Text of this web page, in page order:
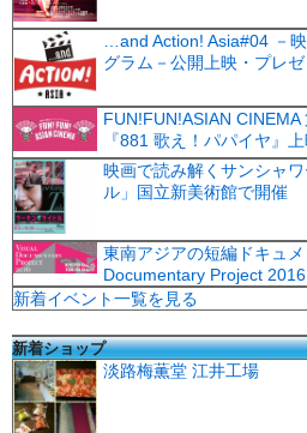
…and Action! Asia#04 －
グラム－公開上映・プレ
FUN!FUN!ASIAN
『881 歌え！パパイヤ』
映画で読み解くサンシャ
ル」国立新美術館で開催
東南アジアの短編ドキュ
Documentary Project 2016
新着イベント一覧を見る
新着ショップ
淡路梅薫堂 江井工場